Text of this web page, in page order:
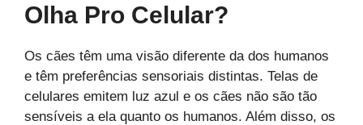
Olha Pro Celular?
Os cães têm uma visão diferente da dos humanos
e têm preferências sensoriais distintas. Telas de
celulares emitem luz azul e os cães não são tão
sensíveis a ela quanto os humanos. Além disso, os